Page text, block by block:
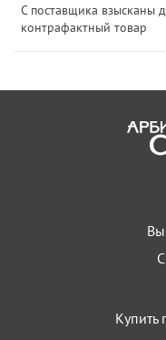
С поставщика взысканы
контрафактный товар
Купить